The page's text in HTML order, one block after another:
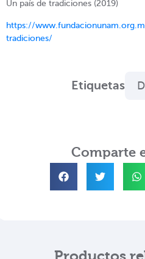
Un país de tradiciones (2019)
https://
tradiciones/
Etiquetas
Comparte